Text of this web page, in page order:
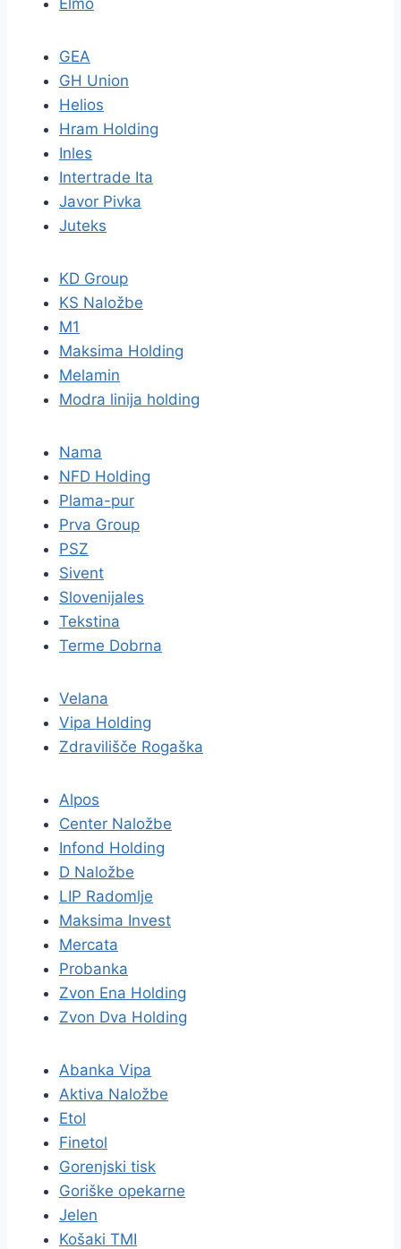
Elmo
GEA
GH Union
Helios
Hram Holding
Inles
Intertrade Ita
Javor Pivka
Juteks
KD Group
KS Naložbe
M1
Maksima Holding
Melamin
Modra linija holding
Nama
NFD Holding
Plama-pur
Prva Group
PSZ
Sivent
Slovenijales
Tekstina
Terme Dobrna
Velana
Vipa Holding
Zdravilišče Rogaška
Alpos
Center Naložbe
Infond Holding
D Naložbe
LIP Radomlje
Maksima Invest
Mercata
Probanka
Zvon Ena Holding
Zvon Dva Holding
Abanka Vipa
Aktiva Naložbe
Etol
Finetol
Gorenjski tisk
Goriške opekarne
Jelen
Košaki TMI